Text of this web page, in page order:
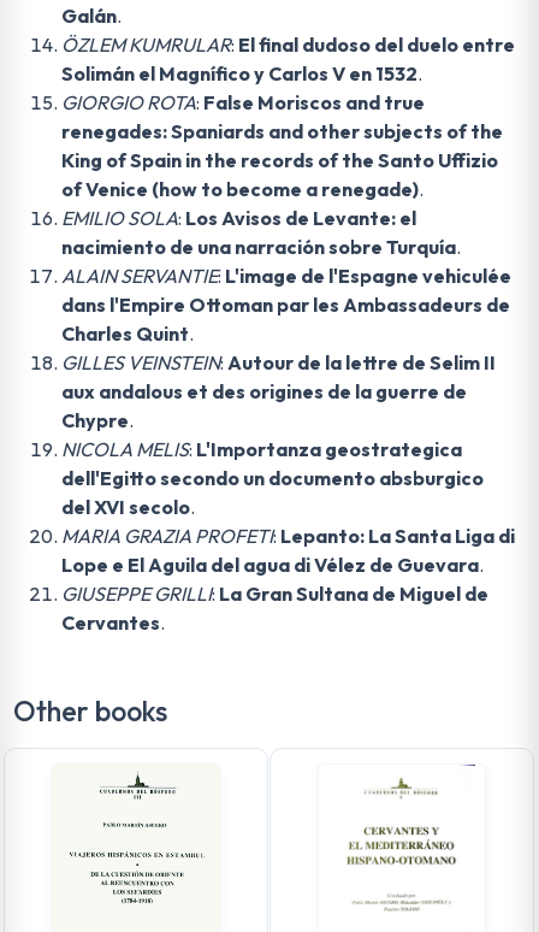
Galán.
ÖZLEM KUMRULAR: El final dudoso del duelo entre
Solimán el Magnífico y Carlos V en 1532.
GIORGIO ROTA: False Moriscos and true
renegades: Spaniards and other subjects of the
King of Spain in the records of the Santo Uffizio
of Venice (how to become a renegade).
EMILIO SOLA: Los Avisos de Levante: el
nacimiento de una narración sobre Turquía.
ALAIN SERVANTIE: L'image de l'Espagne vehiculée
dans l'Empire Ottoman par les Ambassadeurs de
Charles Quint.
GILLES VEINSTEIN: Autour de la lettre de Selim II
aux andalous et des origines de la guerre de
Chypre.
NICOLA MELIS: L'Importanza geostrategica
dell'Egitto secondo un documento absburgico
del XVI secolo.
MARIA GRAZIA PROFETI: Lepanto: La Santa Liga di
Lope e El Aguila del agua di Vélez de Guevara.
GIUSEPPE GRILLI: La Gran Sultana de Miguel de
Cervantes.
Other books